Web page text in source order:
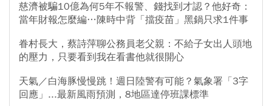
慈濟被騙10億為何5年不報警、錢找到才認？他好奇：
當年財報怎麼編…陳時中背「擋疫苗」黑鍋只求1件事
眷村長大，蔡詩萍聊公務員老父親：不給子女出人頭地
的壓力，只要看到我在看書他就很開心
天氣／白海豚慢慢跳！週日陸警有可能？氣象署「3字
回應」...最新風雨預測，8地區達停班課標準